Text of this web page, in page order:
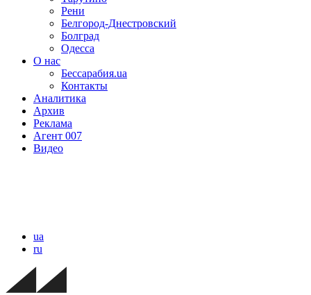
Рени
Белгород-Днестровский
Болград
Одесса
О нас
Бессарабия.ua
Контакты
Аналитика
Архив
Реклама
Агент 007
Видео
ua
ru